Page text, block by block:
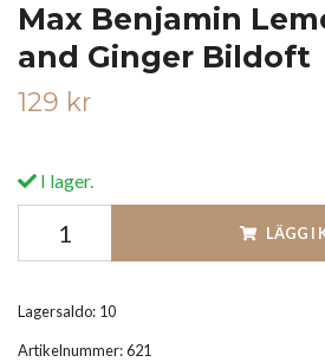
Max Benjamin
and Ginger Bildoft
129 kr
I lager.
LÄGG I
Lagersaldo: 10
Artikelnummer:621